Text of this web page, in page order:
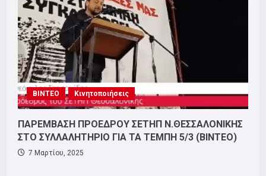
ΒΙΝΤΕΟ Κινητοποιήσεις
ΠΑΡΕΜΒΑΣΗ ΠΡΟΕΔΡΟΥ ΣΕΤΗΠ Ν.ΘΕΣΣΑΛΟΝΙΚΗΣ
ΣΤΟ ΣΥΛΛΑΛΗΤΗΡΙΟ ΓΙΑ ΤΑ ΤΕΜΠΗ 5/3 (ΒΙΝΤΕΟ)
7 Μαρτίου, 2025